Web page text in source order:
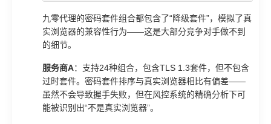
九零代理的密码套件组合都包含了“降级套件”，模拟了真
实浏览器的兼容性行为——这是大部分竞争对手做不到
的细节。
服务商A：支持24种组合，包含TLS 1.3套件，但不包含
过时套件。密码套件排序与真实浏览器相比有偏差——
虽然不会导致握手失败，但在风控系统的精确分析下可
能被识别出“不是真实浏览器”。